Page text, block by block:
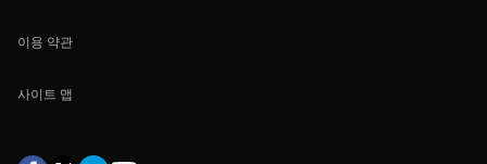
이용 약관
사이트 맵